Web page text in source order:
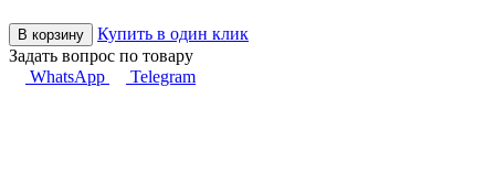
В корзину
Купить в один клик
Задать вопрос по товару
WhatsApp
Telegram